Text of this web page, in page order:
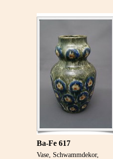
Ba-Fe 617
Vase, Schwammdekor,